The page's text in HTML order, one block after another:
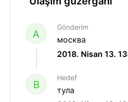
A
Gönderim
москва
2018. Nisan 13.
B
Hedef
тула